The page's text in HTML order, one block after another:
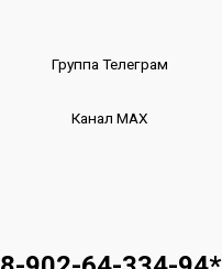
Группа Телеграм
Канал МАХ